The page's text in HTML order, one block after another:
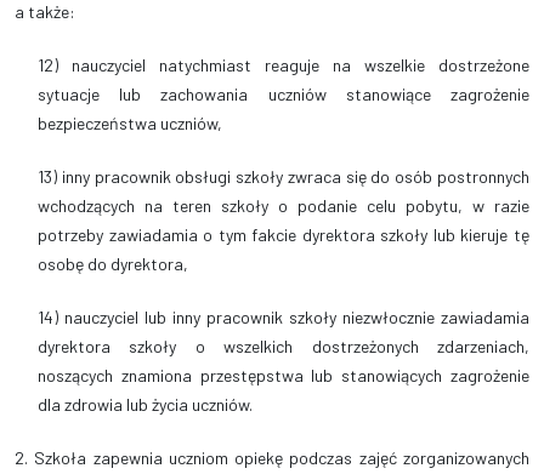
a także:
12) nauczyciel natychmiast reaguje na wszelkie dostrzeżone
sytuacje lub zachowania uczniów stanowiące zagrożenie
bezpieczeństwa uczniów,
13) inny pracownik obsługi szkoły zwraca się do osób postronnych
wchodzących na teren szkoły o podanie celu pobytu, w razie
potrzeby zawiadamia o tym fakcie dyrektora szkoły lub kieruje tę
osobę do dyrektora,
14) nauczyciel lub inny pracownik szkoły niezwłocznie zawiadamia
dyrektora szkoły o wszelkich dostrzeżonych zdarzeniach,
noszących znamiona przestępstwa lub stanowiących zagrożenie
dla zdrowia lub życia uczniów.
2. Szkoła zapewnia uczniom opiekę podczas zajęć zorganizowanych